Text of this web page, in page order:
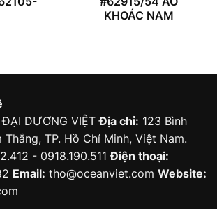
KHOÁC NAM
ĐẠI DƯƠNG VIỆTĐịa chỉ: 123 Bình
Thắng, TP. Hồ Chí Minh, Việt Nam.
- 0918.190.511Điện thoại:
Email: tho@oceanviet.com Website: